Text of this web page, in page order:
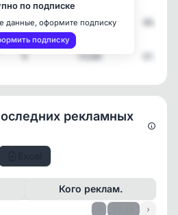
3 72300
9 75340
по подписке
данные, оформите подписку
подписку
рекламных
Кого реклам.
›